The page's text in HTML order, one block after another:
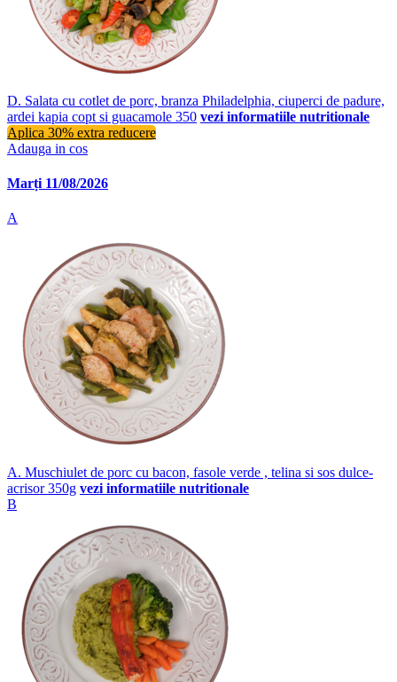
D. Salata cu cotlet de porc, branza Philadelphia, ciuperci de padure,
ardei kapia copt si guacamole 350 vezi informatiile nutritionale
Aplica 30% extra reducere
Adauga in cos
Marți 11/08/2026
A
A. Muschiulet de porc cu bacon, fasole verde , telina si sos dulce-
acrisor 350g vezi informatiile nutritionale
B